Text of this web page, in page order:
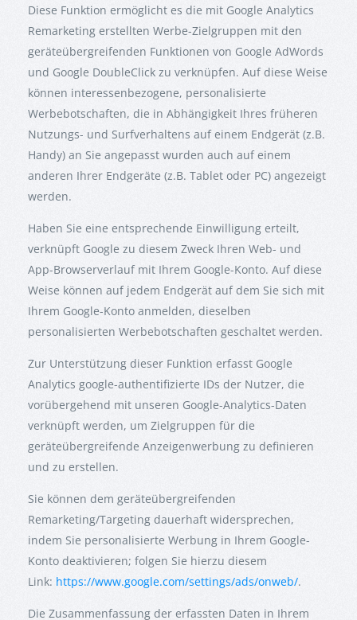
Diese Funktion ermöglicht es die mit Google Analytics
Remarketing erstellten Werbe-Zielgruppen mit den
geräteübergreifenden Funktionen von Google AdWords
und Google DoubleClick zu verknüpfen. Auf diese Weise
können interessenbezogene, personalisierte
Werbebotschaften, die in Abhängigkeit Ihres früheren
Nutzungs- und Surfverhaltens auf einem Endgerät (z.B.
Handy) an Sie angepasst wurden auch auf einem
anderen Ihrer Endgeräte (z.B. Tablet oder PC) angezeigt
werden.
Haben Sie eine entsprechende Einwilligung erteilt,
verknüpft Google zu diesem Zweck Ihren Web- und
App-Browserverlauf mit Ihrem Google-Konto. Auf diese
Weise können auf jedem Endgerät auf dem Sie sich mit
Ihrem Google-Konto anmelden, dieselben
personalisierten Werbebotschaften geschaltet werden.
Zur Unterstützung dieser Funktion erfasst Google
Analytics google-authentifizierte IDs der Nutzer, die
vorübergehend mit unseren Google-Analytics-Daten
verknüpft werden, um Zielgruppen für die
geräteübergreifende Anzeigenwerbung zu definieren
und zu erstellen.
Sie können dem geräteübergreifenden
Remarketing/Targeting dauerhaft widersprechen,
indem Sie personalisierte Werbung in Ihrem Google-
Konto deaktivieren; folgen Sie hierzu diesem
Link: https://www.google.com/settings/ads/onweb/.
Die Zusammenfassung der erfassten Daten in Ihrem